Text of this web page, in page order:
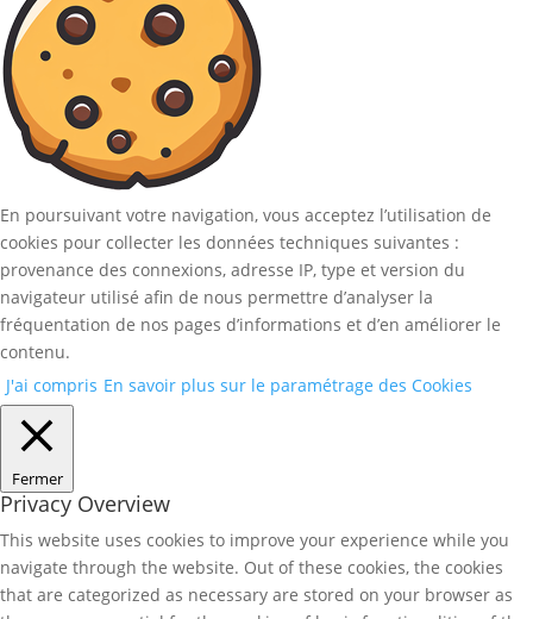
En poursuivant votre navigation, vous acceptez l’utilisation de
cookies pour collecter les données techniques suivantes :
provenance des connexions, adresse IP, type et version du
navigateur utilisé afin de nous permettre d’analyser la
fréquentation de nos pages d’informations et d’en améliorer le
contenu.
J'ai compris En savoir plus sur le paramétrage des Cookies
Fermer
Privacy Overview
This website uses cookies to improve your experience while you
navigate through the website. Out of these cookies, the cookies
that are categorized as necessary are stored on your browser as